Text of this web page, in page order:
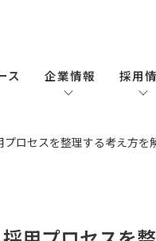
ス 企業情報 採用
ロセスを整理する考え方を